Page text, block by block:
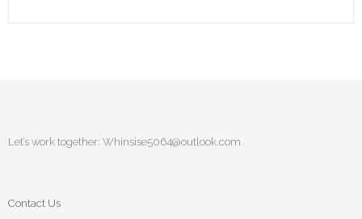
Let’s work together: Whinsise5064@outlook.com
Contact Us